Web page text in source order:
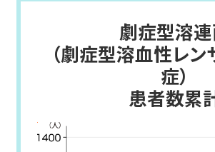
劇症型溶
（劇症型溶血性レ
症）
患者数累